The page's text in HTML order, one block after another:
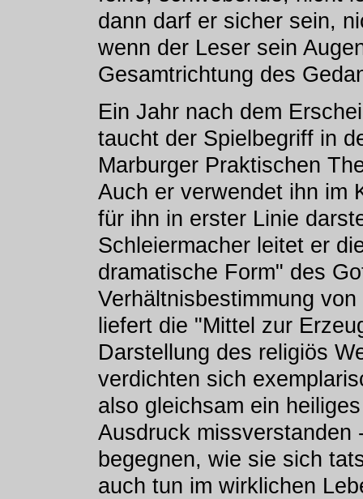
dann darf er sicher sein,
wenn der Leser sein
Gesamtrichtung des
Ein Jahr nach dem
taucht der Spielbegriff in
Marburger Praktischen
Auch er verwendet ihn im
für ihn in erster Linie
Schleiermacher leitet er
dramatische Form" des
Verhältnisbestimmung
liefert die "Mittel zur
Darstellung des religiös
verdichten sich
also gleichsam ein
Ausdruck missverstanden
begegnen, wie sie sich
auch tun im wirklichen